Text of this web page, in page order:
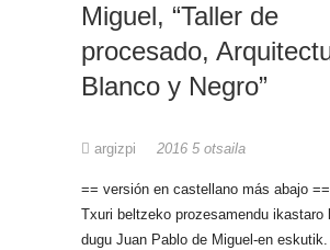
Miguel, “Taller de
procesado,
Blanco y Negro”
argizpi 2016 5 otsaila
== versión en castellano más abajo ==
Txuri beltzeko prozesamendu ikastaro
dugu Juan Pablo de Miguel-en